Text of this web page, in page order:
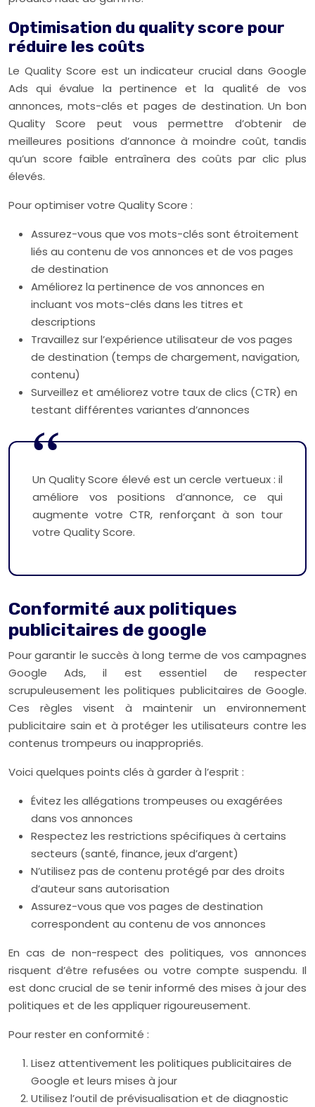
Optimisation du quality score pour
réduire les coûts
Le Quality Score est un indicateur crucial dans Google
Ads qui évalue la pertinence et la qualité de vos
annonces, mots-clés et pages de destination. Un bon
Quality Score peut vous permettre d’obtenir de
meilleures positions d’annonce à moindre coût, tandis
qu’un score faible entraînera des coûts par clic plus
élevés.
Pour optimiser votre Quality Score :
Assurez-vous que vos mots-clés sont étroitement
liés au contenu de vos annonces et de vos pages
de destination
Améliorez la pertinence de vos annonces en
incluant vos mots-clés dans les titres et
descriptions
Travaillez sur l’expérience utilisateur de vos pages
de destination (temps de chargement, navigation,
contenu)
Surveillez et améliorez votre taux de clics (CTR) en
testant différentes variantes d’annonces
Un Quality Score élevé est un cercle vertueux : il
améliore vos positions d’annonce, ce qui
augmente votre CTR, renforçant à son tour
votre Quality Score.
Conformité aux politiques
publicitaires de google
Pour garantir le succès à long terme de vos campagnes
Google Ads, il est essentiel de respecter
scrupuleusement les politiques publicitaires de Google.
Ces règles visent à maintenir un environnement
publicitaire sain et à protéger les utilisateurs contre les
contenus trompeurs ou inappropriés.
Voici quelques points clés à garder à l’esprit :
Évitez les allégations trompeuses ou exagérées
dans vos annonces
Respectez les restrictions spécifiques à certains
secteurs (santé, finance, jeux d’argent)
N’utilisez pas de contenu protégé par des droits
d’auteur sans autorisation
Assurez-vous que vos pages de destination
correspondent au contenu de vos annonces
En cas de non-respect des politiques, vos annonces
risquent d’être refusées ou votre compte suspendu. Il
est donc crucial de se tenir informé des mises à jour des
politiques et de les appliquer rigoureusement.
Pour rester en conformité :
Lisez attentivement les politiques publicitaires de
Google et leurs mises à jour
Utilisez l’outil de prévisualisation et de diagnostic